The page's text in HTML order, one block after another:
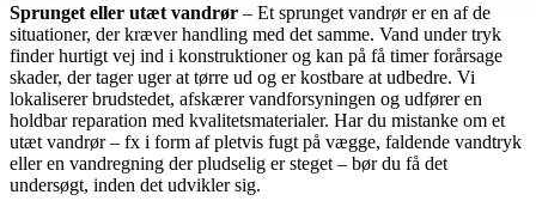
Sprunget eller utæt vandrør – Et sprunget vandrør er en af de
situationer, der kræver handling med det samme. Vand under tryk
finder hurtigt vej ind i konstruktioner og kan på få timer forårsage
skader, der tager uger at tørre ud og er kostbare at udbedre. Vi
lokaliserer brudstedet, afskærer vandforsyningen og udfører en
holdbar reparation med kvalitetsmaterialer. Har du mistanke om et
utæt vandrør – fx i form af pletvis fugt på vægge, faldende vandtryk
eller en vandregning der pludselig er steget – bør du få det
undersøgt, inden det udvikler sig.